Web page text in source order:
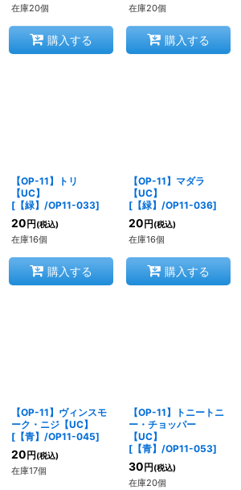
在庫20個
購入する
在庫20個
購入する
【OP-11】トリ
【UC】
[【緑】/OP11-033]
20 円 (税込)
在庫16個
購入する
【OP-11】マダラ
【UC】
[【緑】/OP11-036]
20 円 (税込)
在庫16個
購入する
【OP-11】ヴィンスモ
ーク・ニジ【UC】
[【青】/OP11-045]
20 円 (税込)
在庫17個
【OP-11】トニートニ
ー・チョッパー
【UC】
[【青】/OP11-053]
30 円 (税込)
在庫20個